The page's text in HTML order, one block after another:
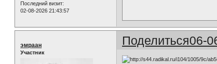
Последний визит:
02-08-2026 21:43:57
Поделиться06-
эмраан
Участник